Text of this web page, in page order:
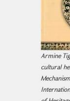
Armine
cultural